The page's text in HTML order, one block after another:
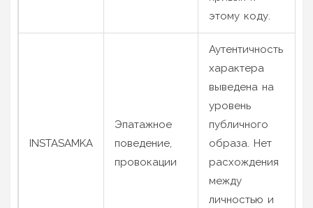
этому коду.
INSTASAMKA
Эпатажное
поведение,
провокации
Аутентичность
характера
выведена на
уровень
публичного
образа. Нет
расхождения
между
личностью и